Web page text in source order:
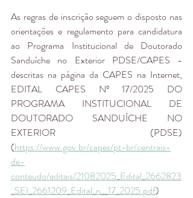
As regras de inscrição seguem o disposto nas
orientações e regulamento para candidatura
ao Programa Institucional de Doutorado
Sanduíche no Exterior PDSE/CAPES -
descritas na página da CAPES na Internet,
EDITAL CAPES Nº 17/2025 DO
PROGRAMA INSTITUCIONAL DE
DOUTORADO SANDUÍCHE NO
EXTERIOR (PDSE)
(https://www.gov.br/capes/pt-br/centrais-
de-
conteudo/editais/21082025_Edital_2662823
_SEI_2661209_Edital_n__17_2025.pdf)